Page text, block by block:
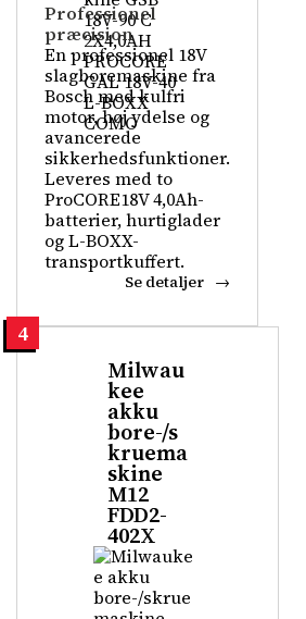
Professionel
præcision
En professionel 18V
slagboremaskine fra
Bosch med kulfri
motor, høj ydelse og
avancerede
sikkerhedsfunktioner.
Leveres med to
ProCORE18V 4,0Ah-
batterier, hurtiglader
og L-BOXX-
transportkuffert.
Se detaljer
4
Milwau
kee
akku
bore-/s
kruema
skine
M12
FDD2-
402X